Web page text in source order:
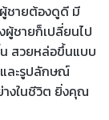
ผู้ชายต้องดูดี มี
ชายก็เปลี่ยนไป
สวยหล่อขึ้นแบบ
ละรูปลักษณ์
างในชีวิต ยิ่งคุณ